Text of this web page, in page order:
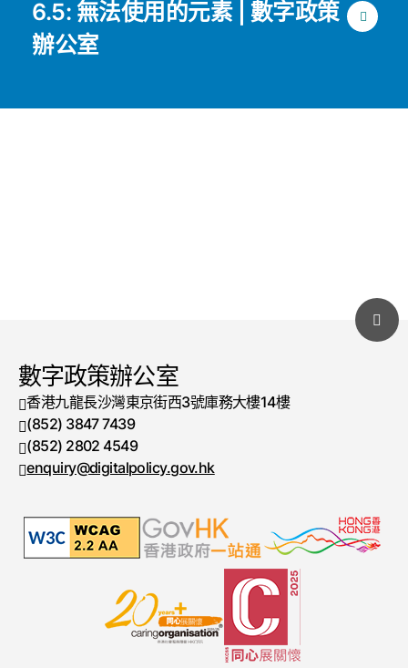
6.5: 無法使用的元素 | 數字政策
辦公室
數字政策辦公室
香港九龍長沙灣東京街西3號庫務大樓14樓
電話號碼
(852) 3847 7439
傳真號碼
(852) 2802 4549
enquiry@digitalpolicy.gov.hk